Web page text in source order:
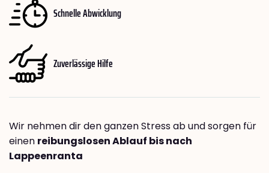
Schnelle Abwicklung
Zuverlässige Hilfe
Wir nehmen dir den ganzen Stress ab und sorgen für
einen reibungslosen Ablauf bis nach
Lappeenranta